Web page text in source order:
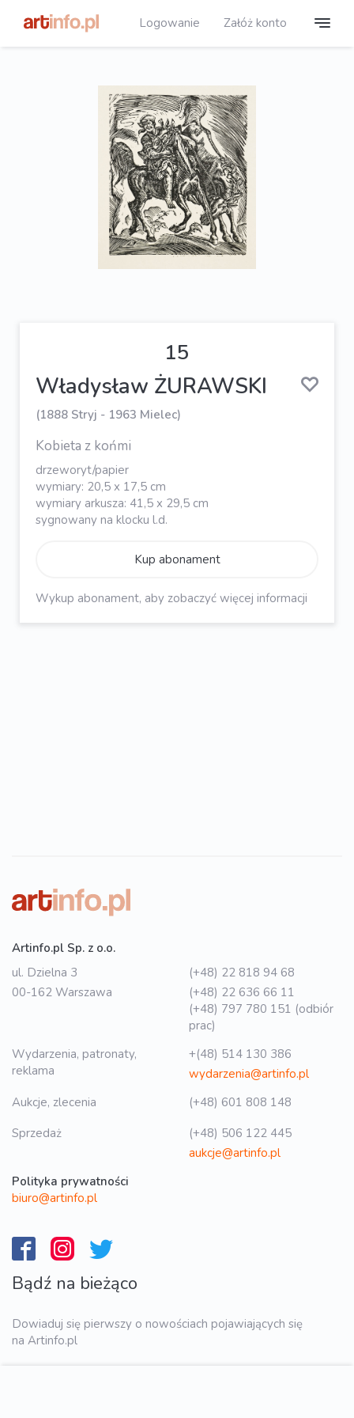
Logowanie Załóż konto
15
Władysław ŻURAWSKI
(1888 Stryj - 1963 Mielec)
Kobieta z końmi
drzeworyt/papier
wymiary: 20,5 x 17,5 cm
wymiary arkusza: 41,5 x 29,5 cm
sygnowany na klocku l.d.
Kup abonament
Wykup abonament, aby zobaczyć więcej informacji
Artinfo.pl Sp. z o.o.
ul. Dzielna 3
00-162 Warszawa
(+48) 22 818 94 68
(+48) 22 636 66 11
(+48) 797 780 151 (odbiór
prac)
Wydarzenia, patronaty,
reklama
+(48) 514 130 386
wydarzenia@artinfo.pl
Aukcje, zlecenia
(+48) 601 808 148
Sprzedaż
(+48) 506 122 445
aukcje@artinfo.pl
Polityka prywatności
biuro@artinfo.pl
Bądź na bieżąco
Dowiaduj się pierwszy o nowościach pojawiających się
na Artinfo.pl